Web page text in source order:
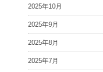
2025年10月
2025年9月
2025年8月
2025年7月